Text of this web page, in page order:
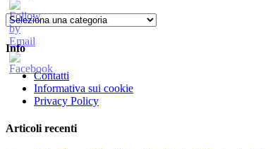
Categorie
Info
Contatti
Informativa sui cookie
Privacy Policy
Articoli recenti